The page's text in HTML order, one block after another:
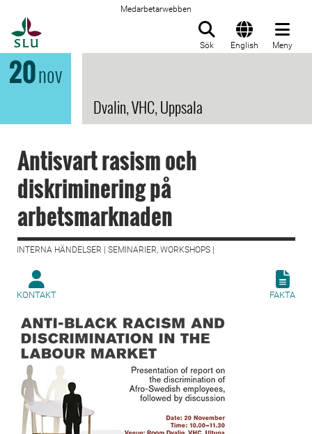
Medarbetarwebben
Sök English Meny
20nov
Dvalin, VHC, Uppsala
Antisvart rasism och
diskriminering på
arbetsmarknaden
INTERNA HÄNDELSER | SEMINARIER, WORKSHOPS |
KONTAKT FAKTA